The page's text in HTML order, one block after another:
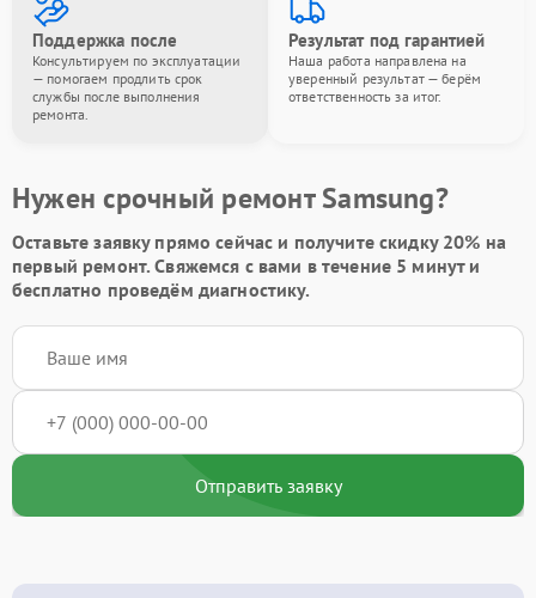
Поддержка после
Консультируем по эксплуатации
— помогаем продлить срок
службы после выполнения
ремонта.
Результат под гарантией
Наша работа направлена на
уверенный результат — берём
ответственность за итог.
Нужен срочный ремонт Samsung?
Оставьте заявкупрямо сейчас и получите скидку 20% на
первый ремонт. Свяжемся с вами в течение 5 минут и
бесплатно проведём диагностику.
Отправить заявку